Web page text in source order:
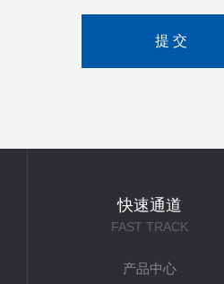
快速通道
FAST TRACK
产品中心